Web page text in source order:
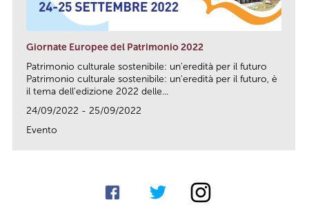
Giornate Europee del Patrimonio 2022
Patrimonio culturale sostenibile: un'eredità per il futuro
Patrimonio culturale sostenibile: un'eredità per il futuro, è
il tema dell'edizione 2022 delle...
24/09/2022 - 25/09/2022
Evento